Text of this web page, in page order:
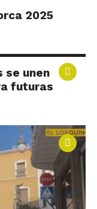
2025
se unen
futuras